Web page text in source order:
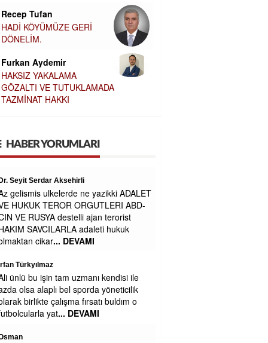
Recep Tufan
HADİ KÖYÜMÜZE GERİ
DÖNELİM.
Furkan Aydemir
HAKSIZ YAKALAMA
GÖZALTI VE TUTUKLAMADA
TAZMİNAT HAKKI
HABER YORUMLARI
ADALET
ABD-
terorist
hukuk
ile
buldım o
Zavallı işçi
Maaşa gelince Afrika baz aliniyor
Figen alkan
Çok zengin olursunuz belki engeliden ne
isdiyosunuz
Belediyede para yokmu niye sağa sola
yalvariyorlar
Zeynep Erdoğan